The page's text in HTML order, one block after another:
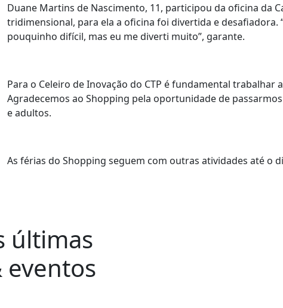
Duane Martins de Nascimento, 11, participou da oficina da
tridimensional, para ela a oficina foi divertida e desafiadora.
pouquinho difícil, mas eu me diverti muito”, garante.
Para o Celeiro de Inovação do CTP é fundamental trabalhar
Agradecemos ao Shopping pela oportunidade de
e adultos.
As férias do Shopping seguem com outras atividades até o
últimas
eventos